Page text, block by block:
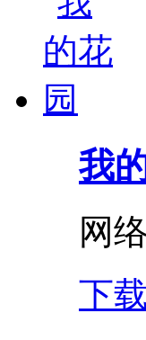
我
网
下载